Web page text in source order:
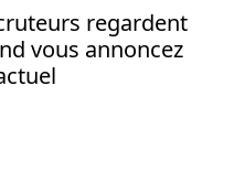
regardent
vous annoncez